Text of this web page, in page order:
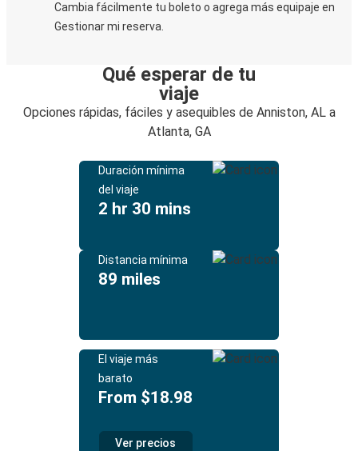
Cambia fácilmente tu boleto o agrega más equipaje en
Gestionar mi reserva.
Qué esperar de tu
viaje
Opciones rápidas, fáciles y asequibles de Anniston, AL a
Atlanta, GA
Duración mínima
del viaje
2 hr 30 mins
Distancia mínima
89 miles
El viaje más
barato
From $18.98
Ver precios